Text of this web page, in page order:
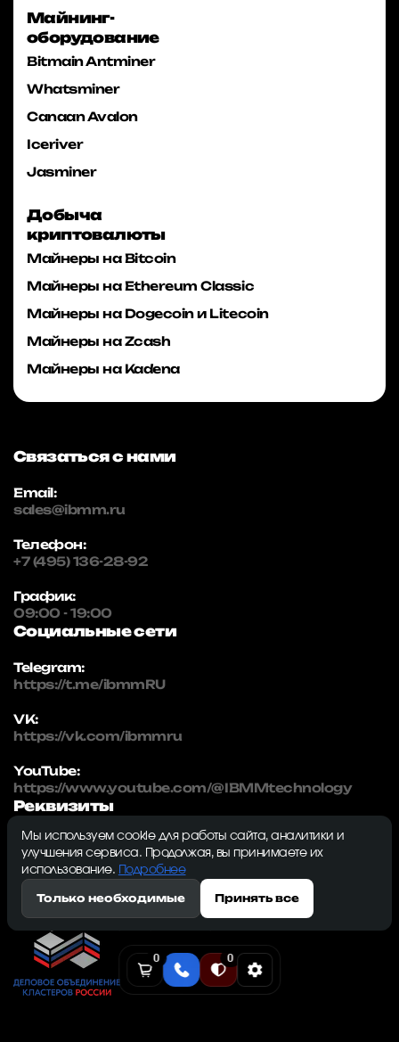
0 0
Майнинг-
оборудование
Bitmain Antminer
Whatsminer
Canaan Avalon
Iceriver
Jasminer
Добыча
криптовалюты
Майнеры на Bitcoin
Майнеры на Ethereum Classic
Майнеры на Dogecoin и Litecoin
Майнеры на Zcash
Майнеры на Kadena
Связаться с нами
Email:
sales@ibmm.ru
Телефон:
+7 (495) 136-28-92
График:
09:00 - 19:00
Социальные сети
Telegram:
https://t.me/ibmmRU
VK:
https://vk.com/ibmmru
YouTube:
https://www.youtube.com/@IBMMtechnology
Реквизиты
IBMM | technology
ИНН: 5032334982
ОГРН: 1215000115230
143009, Московская область, г. Одинцово, ул.
Мы используем cookie для работы сайта, аналитики и
улучшения сервиса. Продолжая, вы принимаете их
использование.
Подробнее
Только необходимые Принять все